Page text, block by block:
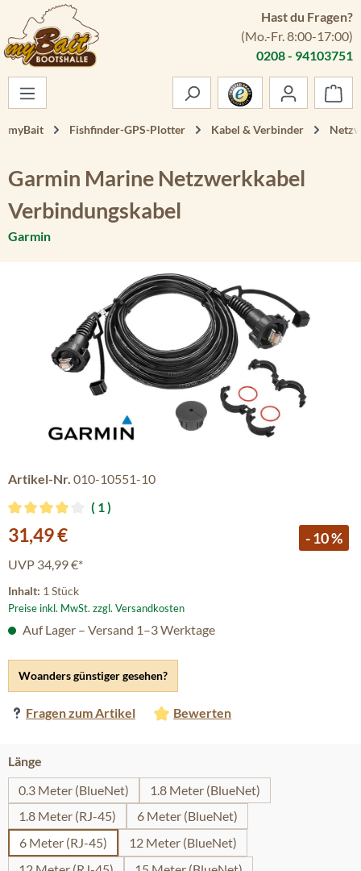
Zum Hauptinhalt springen
Hast du Fragen?
(Mo.-Fr. 8:00-17:00)
0208 - 94103751
myBait Fishfinder-GPS-Plotter Kabel & Verbinder
Garmin Marine Netzwerkkabel
Verbindungskabel
Garmin
Bildergalerie überspringen
Artikel-Nr. 010-10551-10
Durchschnittliche Bewertung von 4 von 5 Sternen
1
Verkaufspreis:
31,49 € - 10 %
UVP 34,99 €*
Inhalt: 1 Stück
Preise inkl. MwSt. zzgl. Versandkosten
Woanders günstiger gesehen?
Fragen zum Artikel Bewerten
Auf Lager – Versand 1–3 Werktage
Länge
0.3 Meter (BlueNet)
1.8 Meter (BlueNet)
1.8 Meter (RJ-45)
6 Meter (BlueNet)
6 Meter (RJ-45)
12 Meter (BlueNet)